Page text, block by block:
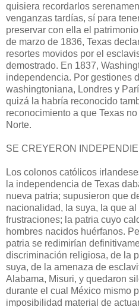
quisiera recordarlos
venganzas tardías, sí para
preservar con ella el
de marzo de 1836, Texas
resortes movidos por el
demostrado. En 1837,
independencia. Por gestiones
washingtoniana, Londres y
quizá la habría reconocido
reconocimiento a que Texas
Norte.
SE CREYERON
Los colonos católicos
la independencia de Texas
nueva patria; supusieron que
nacionalidad, la suya, la que
frustraciones; la patria cuyo
hombres nacidos huérfanos.
patria se redimirían
discriminación religiosa, de la
suya, de la amenaza de
Alabama, Misuri, y quedaron
durante el cual México mismo
imposibili­dad material de